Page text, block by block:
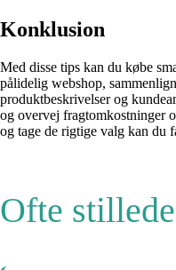
Konklusion
Med disse tips kan du købe
pålidelig webshop,
produktbeskrivelser og
og overvej fragtomkostninger
og tage de rigtige valg kan du
Ofte